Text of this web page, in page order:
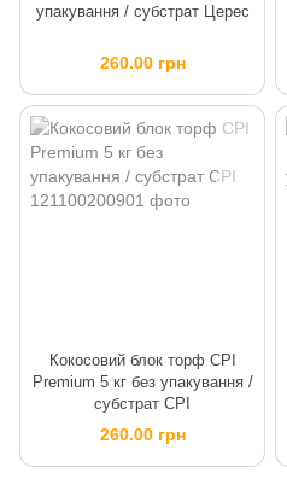
упакування / субстрат Церес
260.00 грн
Кокосовий блок торф CPI
Premium 5 кг без упакування /
субстрат CPI
260.00 грн